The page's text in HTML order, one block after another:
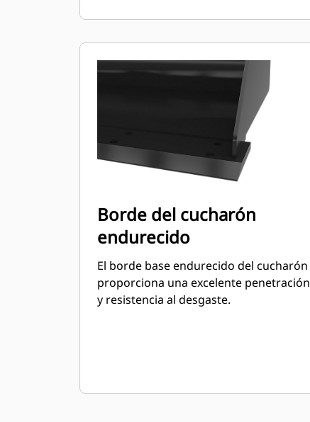
Borde del cucharón
endurecido
El borde base endurecido del cucharón
proporciona una excelente penetración
y resistencia al desgaste.